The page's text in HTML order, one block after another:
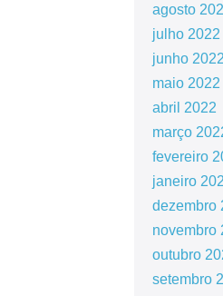
agosto
julho 2022
junho 2022
maio 2022
abril 2022
março
fevereiro
janeiro
dezembro
novembro
outubro
setembro